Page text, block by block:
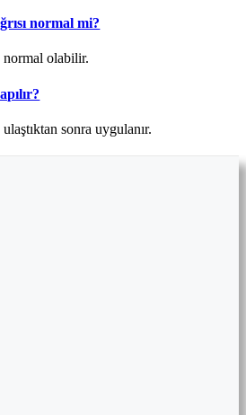
normal mi?
normal olabilir.
sonra uygulanır.